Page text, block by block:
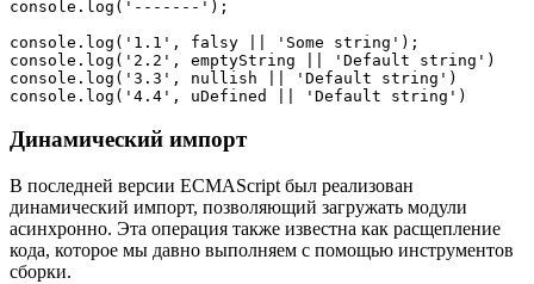
console.log('-------');
console.log('1.1', falsy || 'Some string');
console.log('2.2', emptyString || 'Default string')
console.log('3.3', nullish || 'Default string')
console.log('4.4', uDefined || 'Default string')
Динамический импорт
В последней версии ECMAScript был реализован
динамический импорт, позволяющий загружать модули
асинхронно. Эта операция также известна как расщепление
кода, которое мы давно выполняем с помощью инструментов
сборки.